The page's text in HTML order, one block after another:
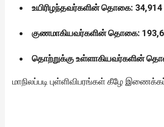
உயிரிழந்தவர்களின் தொகை: 34,914
குணமாகியவர்களின் தொகை:
தொற்றுக்கு உள்ளாகியவர்களின்
மாநிலப்படி புள்ளிவிபரங்கள் கீழே